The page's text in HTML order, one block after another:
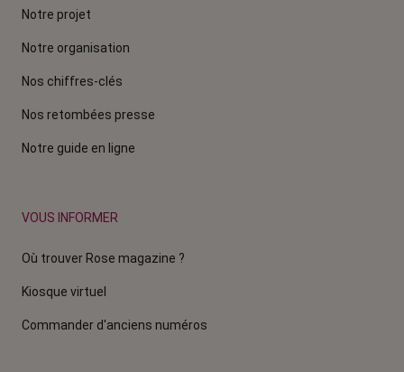
Notre projet
Notre organisation
Nos chiffres-clés
Nos retombées presse
Notre guide en ligne
VOUS INFORMER
Où trouver Rose magazine ?
Kiosque virtuel
Commander d'anciens numéros